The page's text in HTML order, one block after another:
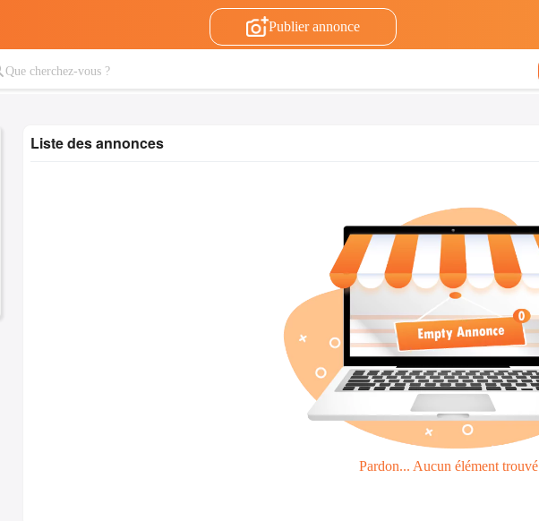
Publier annonce
Liste des annonces
Pardon... Aucun élément trouvé